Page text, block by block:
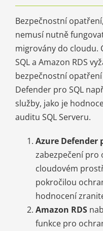
Bezpečnostní
nemusí nutně
migrovány do cloudu.
SQL a Amazon RDS
bezpečnostní
Defender pro SQL
služby, jako je
auditu SQL Serveru.
Azure Defender
zabezpečení pro
cloudovém
pokročilou
hodnocení
Amazon RDS
funkce pro